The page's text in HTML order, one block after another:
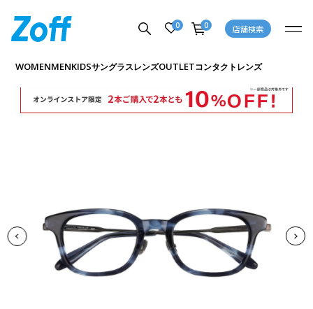
0 0 店舗検索
WOMENMENKIDSサングラスレンズOUTLETコンタクトレンズ
商品詳細ページへ